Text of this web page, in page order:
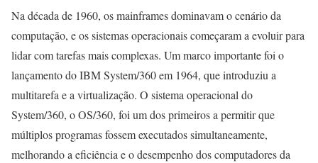
Na década de 1960, os mainframes dominavam o cenário da
computação, e os sistemas operacionais começaram a evoluir para
lidar com tarefas mais complexas. Um marco importante foi o
lançamento do IBM System/360 em 1964, que introduziu a
multitarefa e a virtualização. O sistema operacional do
System/360, o OS/360, foi um dos primeiros a permitir que
múltiplos programas fossem executados simultaneamente,
melhorando a eficiência e o desempenho dos computadores da